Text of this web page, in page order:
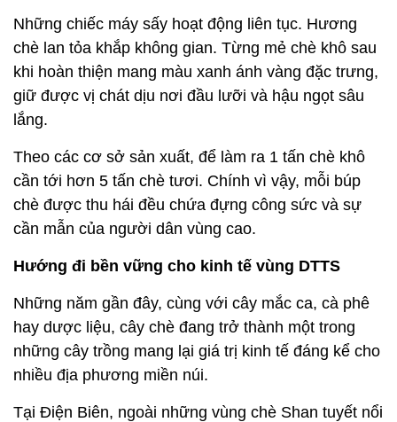
Những chiếc máy sấy hoạt động liên tục. Hương
chè lan tỏa khắp không gian. Từng mẻ chè khô sau
khi hoàn thiện mang màu xanh ánh vàng đặc trưng,
giữ được vị chát dịu nơi đầu lưỡi và hậu ngọt sâu
lắng.
Theo các cơ sở sản xuất, để làm ra 1 tấn chè khô
cần tới hơn 5 tấn chè tươi. Chính vì vậy, mỗi búp
chè được thu hái đều chứa đựng công sức và sự
cần mẫn của người dân vùng cao.
Hướng đi bền vững cho kinh tế vùng DTTS
Những năm gần đây, cùng với cây mắc ca, cà phê
hay dược liệu, cây chè đang trở thành một trong
những cây trồng mang lại giá trị kinh tế đáng kể cho
nhiều địa phương miền núi.
Tại Điện Biên, ngoài những vùng chè Shan tuyết nổi